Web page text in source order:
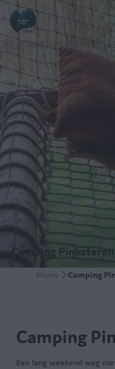
Camping Pinksteren
Home Camping
Camping
Een lang weekend weg